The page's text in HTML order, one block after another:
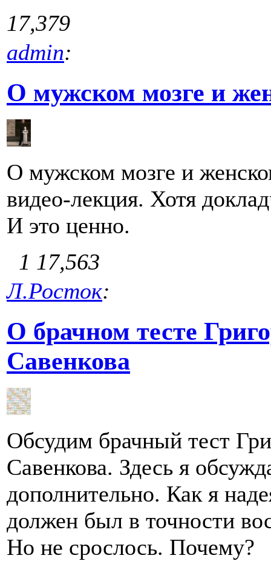
17,379
admin:
О мужском мозге и
О мужском мозге и
видео-лекция. Хотя
И это ценно.
1 17,563
Л.Росток:
О брачном тесте
Савенкова
Обсудим брачный тест
Савенкова. Здесь я
дополнительно. Как я
должен был в точности
Но не срослось. Почему?